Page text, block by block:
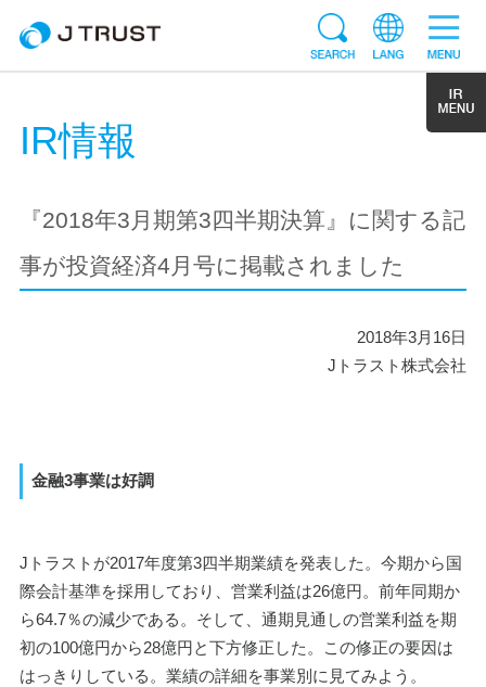
IR情報
『2018年3月期第3四半期決算』に関する記
事が投資経済4月号に掲載されました
2018年3月16日
Jトラスト株式会社
金融3事業は好調
Jトラストが2017年度第3四半期業績を発表した。今期から国
際会計基準を採用しており、営業利益は26億円。前年同期か
ら64.7％の減少である。そして、通期見通しの営業利益を期
初の100億円から28億円と下方修正した。この修正の要因は
はっきりしている。業績の詳細を事業別に見てみよう。